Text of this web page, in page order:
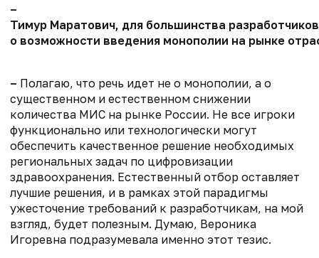
–
Тимур Маратович, для большинства
о возможности введения монополии на рынке
– Полагаю, что речь идет не о монополии, а о
существенном и естественном снижении
количества МИС на рынке России. Не все игроки
функционально или технологически могут
обеспечить качественное решение необходимых
региональных задач по цифровизации
здравоохранения. Естественный отбор оставляет
лучшие решения, и в рамках этой парадигмы
ужесточение требований к разработчикам, на мой
взгляд, будет полезным. Думаю, Вероника
Игоревна подразумевала именно этот тезис.